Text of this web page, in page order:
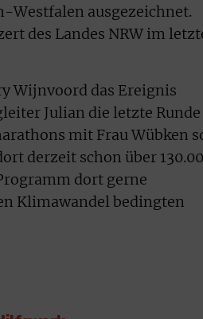
Westfalen ausgezeichnet.
des Landes NRW im
Wijnvoord das Ereignis
Julian die letzte
mit Frau Wübken
derzeit schon über
dort gerne
Klimawandel bedingten